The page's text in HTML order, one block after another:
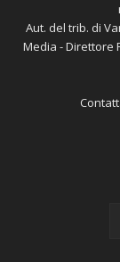
Aut. del trib. di
Media - Direttore